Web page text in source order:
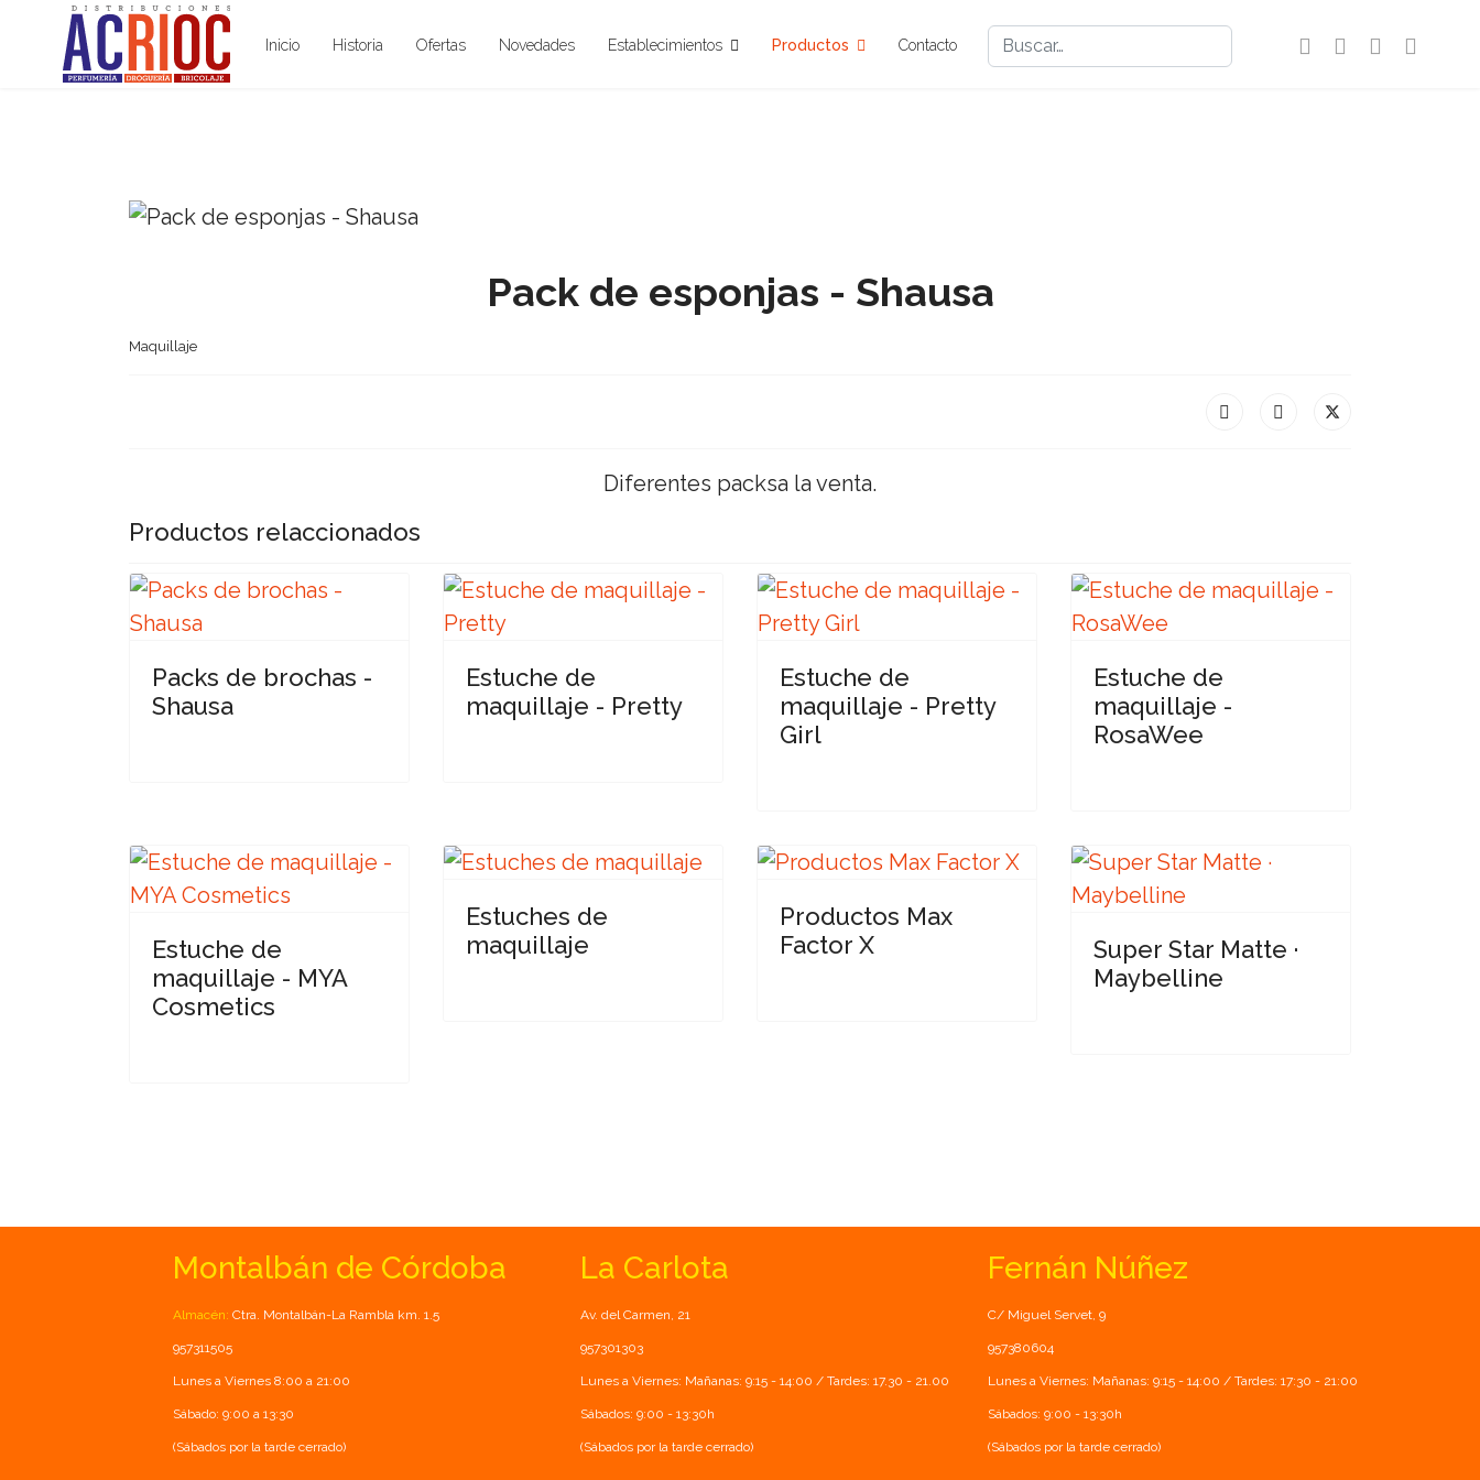
Inicio Historia Ofertas Novedades Establecimientos Productos Contacto Buscar
Pack de esponjas - Shausa
Maquillaje
Diferentes packsa la venta.
Productos relaccionados
Packs de brochas -
Shausa
Estuche de
maquillaje - Pretty
Estuche de
maquillaje - Pretty
Girl
Estuche de
maquillaje -
RosaWee
Estuche de
maquillaje - MYA
Cosmetics
Estuches de
maquillaje
Productos Max
Factor X
Super Star Matte ·
Maybelline
Montalbán de Córdoba
Almacén: Ctra. Montalbán-La Rambla km. 1.5
957311505
Lunes a Viernes 8:00 a 21:00
Sábado: 9:00 a 13:30
(Sábados por la tarde cerrado)
La Carlota
Av. del Carmen, 21
957301303
Lunes a Viernes: Mañanas: 9:15 - 14:00 / Tardes: 17.30 - 21.00
Sábados: 9:00 - 13:30h
(Sábados por la tarde cerrado)
Fernán Núñez
C/ Miguel Servet, 9
957380604
Lunes a Viernes: Mañanas: 9:15 - 14:00 / Tardes: 17:30 - 21:00
Sábados: 9:00 - 13:30h
(Sábados por la tarde cerrado)